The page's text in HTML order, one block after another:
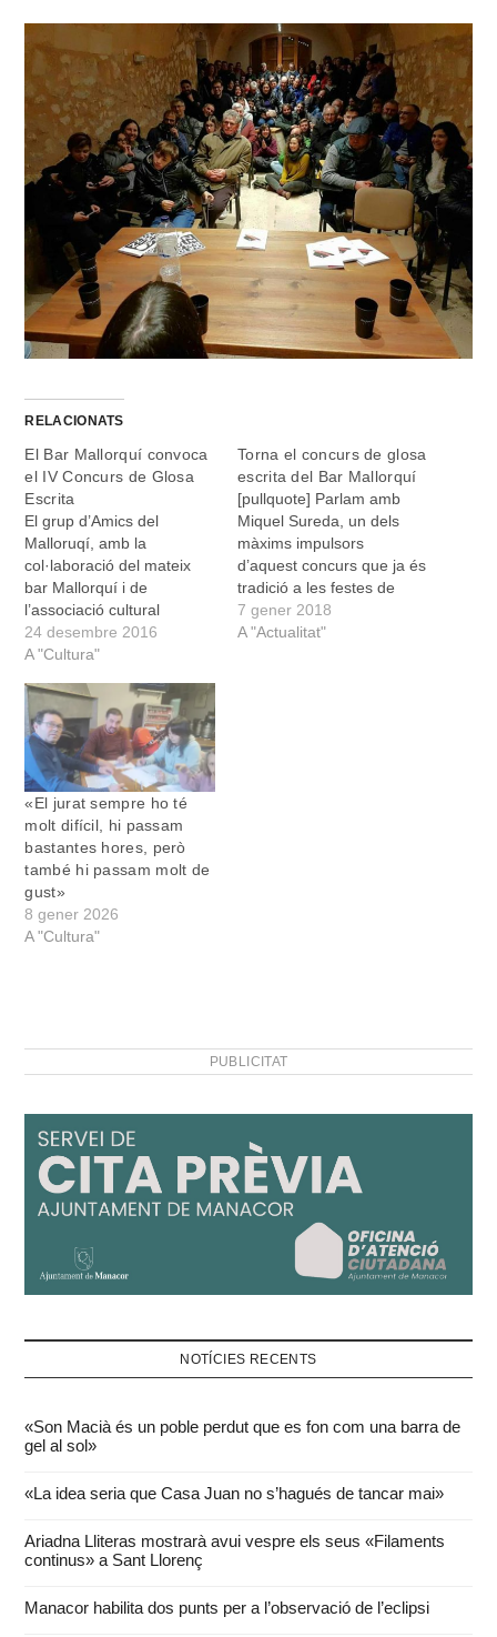
RELACIONATS
El Bar Mallorquí convoca
el IV Concurs de Glosa
Escrita
El grup d’Amics del
Malloruqí, amb la
col·laboració del mateix
bar Mallorquí i de
l’associació cultural
Glosadors de Mallorca, ha
convocat el IV Concurs de
interessats podran
presentar-hi fins a tres
quartetes de versos
heptasil·làbics amb rima
ABBA o ABAB. El tema és
totalment lliure. Els
participants…
24 desembre 2016
A "Cultura"
Torna el concurs de glosa
escrita del Bar Mallorquí
[pullquote] Parlam amb
Miquel Sureda, un dels
màxims impulsors
d’aquest concurs que ja és
tradició a les festes de
Sant Antoni [/pullquote]
Quin temps fa que es fa el
7 gener 2018
A "Actualitat"
«El jurat sempre ho té
molt difícil, hi passam
bastantes hores, però
també hi passam molt de
gust»
8 gener 2026
A "Cultura"
PUBLICITAT
NOTÍCIES RECENTS
«Son Macià és un poble perdut que es fon com una barra de
gel al sol»
«La idea seria que Casa Juan no s’hagués de tancar mai»
Ariadna Lliteras mostrarà avui vespre els seus «Filaments
continus» a Sant Llorenç
Manacor habilita dos punts per a l’observació de l’eclipsi